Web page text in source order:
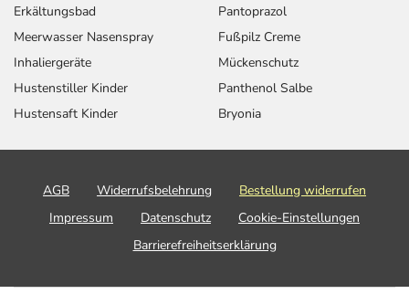
Erkältungsbad
Meerwasser Nasenspray
Inhaliergeräte
Hustenstiller Kinder
Hustensaft Kinder
Pantoprazol
Fußpilz Creme
Mückenschutz
Panthenol Salbe
Bryonia
AGB Widerrufsbelehrung
Bestellung widerrufen
Impressum
Datenschutz
Cookie-Einstellungen
Barrierefreiheitserklärung